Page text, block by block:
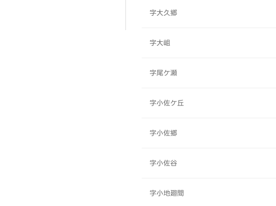
字大久郷
字大岨
字尾ケ瀬
字小佐ケ丘
字小佐郷
字小佐谷
字小地廻間